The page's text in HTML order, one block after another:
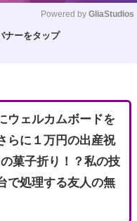
Powered by GliaStudios
ナーをタップ
ウェルカムボードを
らに１万円の出産祝
菓子折り！？私の技
で処理する友人の無